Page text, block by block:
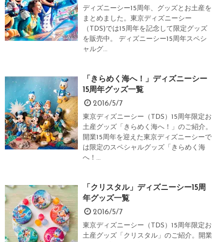
ディズニーシー15周年、グッズとお土産を
まとめました。東京ディズニーシー
（TDS)では15周年を記念して限定グッズ
を販売中。 ディズニーシー15周年スペシ
ャルグ...
「きらめく海へ！」ディズニーシー
15周年グッズ一覧
2016/5/7
東京ディズニーシー（TDS）15周年限定お
土産グッズ「きらめく海へ！」のご紹介。
開業15周年を迎えた東京ディズニーシーで
は限定のスペシャルグッズ「きらめく海
へ！...
「クリスタル」ディズニーシー15周
年グッズ一覧
2016/5/7
東京ディズニーシー（TDS）15周年限定お
土産グッズ「クリスタル」のご紹介。開業